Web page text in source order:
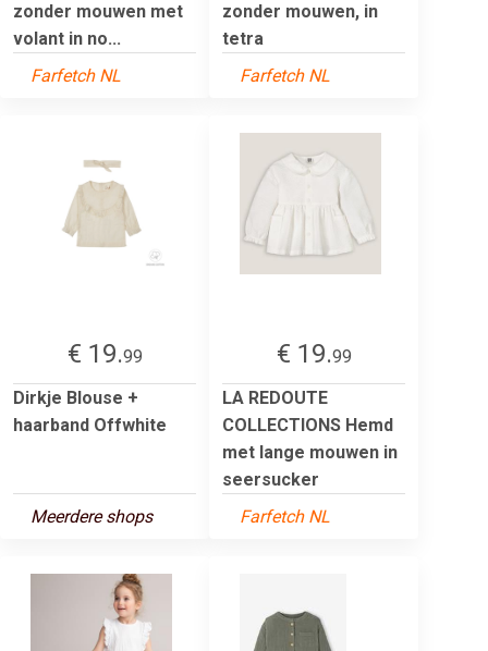
zonder mouwen met
volant in no...
Farfetch NL
zonder mouwen, in
tetra
Farfetch NL
€ 19.99
Dirkje Blouse +
haarband Offwhite
Meerdere shops
€ 19.99
LA REDOUTE
COLLECTIONS Hemd
met lange mouwen in
seersucker
Farfetch NL